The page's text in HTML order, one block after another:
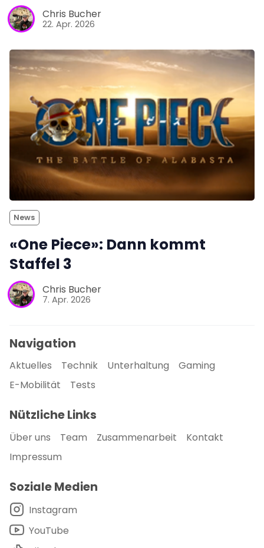
Chris Bucher
22. Apr. 2026
News
«One Piece»: Dann kommt
Staffel 3
Chris Bucher
7. Apr. 2026
Navigation
Aktuelles Technik Unterhaltung
Gaming
E-Mobilität
Tests
Nützliche Links
Über uns Team Zusammenarbeit
Kontakt
Impressum
Soziale Medien
Instagram
YouTube